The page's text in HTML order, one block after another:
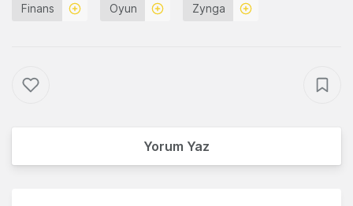
Finans Oyun Zynga
Yorum Yaz